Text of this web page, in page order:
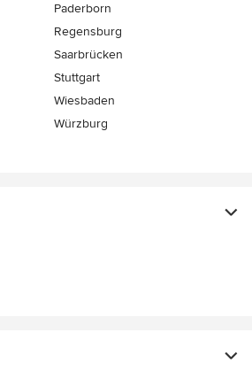
Paderborn
Regensburg
Saarbrücken
Stuttgart
Wiesbaden
Würzburg